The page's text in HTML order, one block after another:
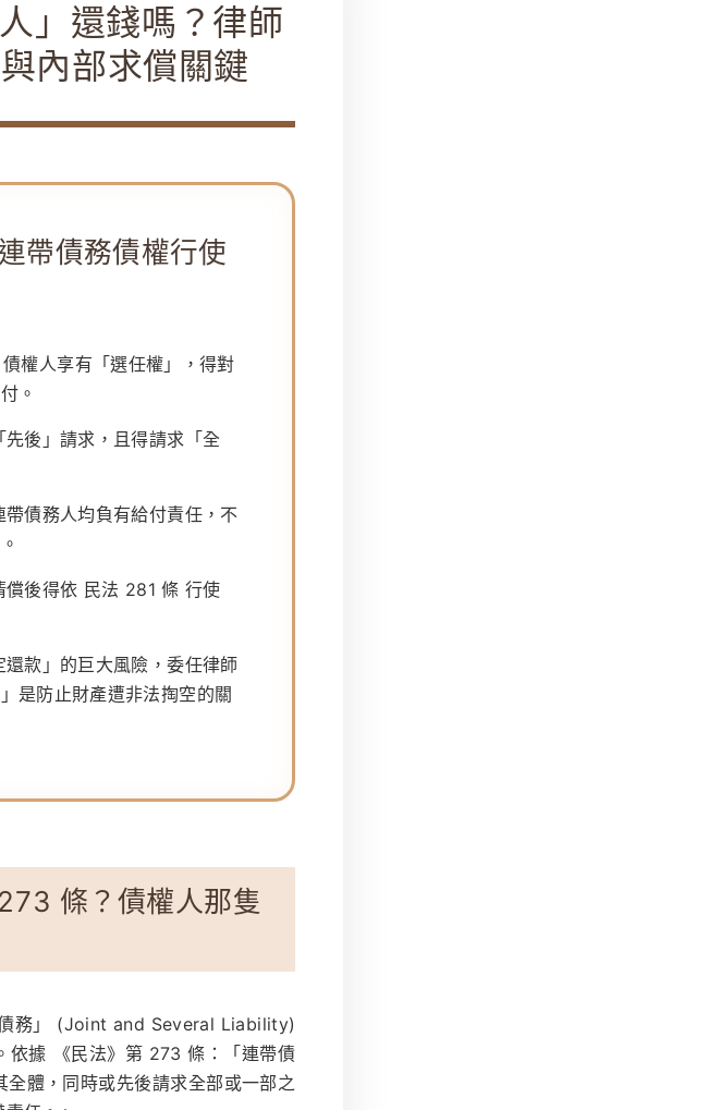
」還錢嗎？律師
內部求償關鍵
帶債務債權行使
債權人享有「選任權」，得對
。
後」請求，且得請求「全
債務人均負有給付責任，不
償後得依 民法 281 條 行使
款」的巨大風險，委任律師
是防止財產遭非法掏空的關
條？債權人那隻
務」 (Joint and Several Liability)
依據
《民法》第 273 條 ：「連帶債
體，同時或先後請求全部或一部之